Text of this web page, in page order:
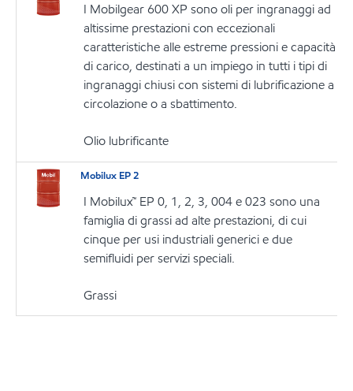
I Mobilgear 600 XP sono oli per ingranaggi ad
altissime prestazioni con eccezionali
caratteristiche alle estreme pressioni e capacità
di carico, destinati a un impiego in tutti i tipi di
ingranaggi chiusi con sistemi di lubrificazione a
circolazione o a sbattimento.
Olio lubrificante
Mobilux EP 2
I Mobilux™ EP 0, 1, 2, 3, 004 e 023 sono una
famiglia di grassi ad alte prestazioni, di cui
cinque per usi industriali generici e due
semifluidi per servizi speciali.
Grassi